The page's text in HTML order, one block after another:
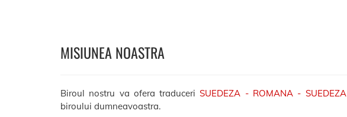
MISIUNEA NOASTRA
Biroul nostru va ofera traduceriSUEDEZA - ROMANA - SUEDEZA
biroului dumneavoastra.